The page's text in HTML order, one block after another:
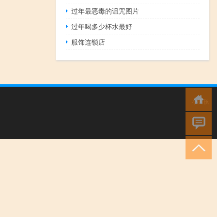
过年最恶毒的诅咒图片
过年喝多少杯水最好
服饰连锁店
小男孩